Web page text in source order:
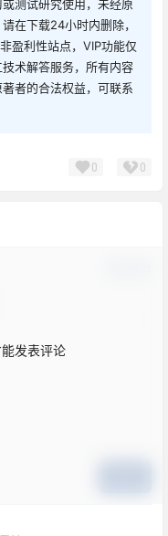
测试研究使用，未经原
在下载24小时内删除，
盈利性站点，VIP功能仅
术解答服务，所有内容
者的合法权益，可联系
0 0
发表评论